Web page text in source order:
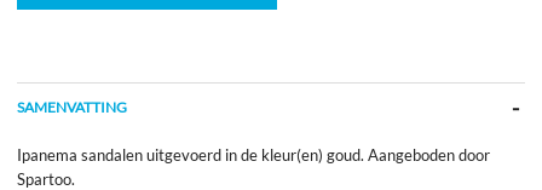
SAMENVATTING
Ipanema sandalen uitgevoerd in de kleur(en) goud. Aangeboden door
Spartoo.